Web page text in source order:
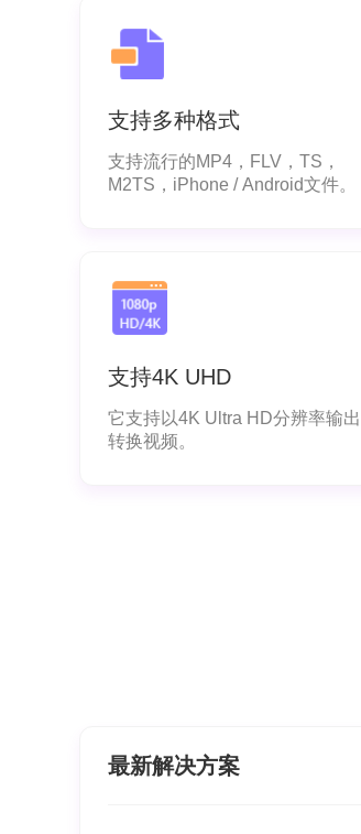
支持多种格式
支持流行的MP4，FLV，TS，
M2TS，iPhone / Android文件。
支持4K UHD
它支持以4K Ultra HD分辨率输出
转换视频。
最新解决方案